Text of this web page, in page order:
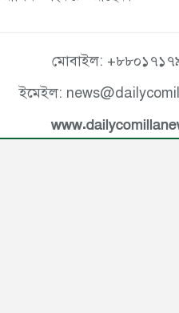
মোবাইল:
ইমেইল: